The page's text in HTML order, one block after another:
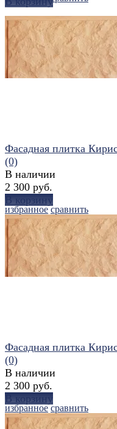
избранное сравнить
Фасадная плитка
(0)
В наличии
2 300 руб.
В корзину
избранное сравнить
Фасадная плитка
(0)
В наличии
2 300 руб.
В корзину